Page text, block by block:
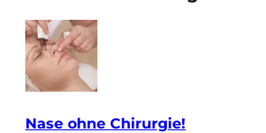
Nase ohne Chirurgie!